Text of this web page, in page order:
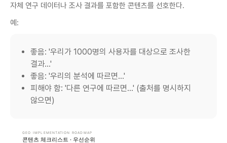
자체 연구 데이터나 조사 결과를 포함한 콘텐츠를 선호한다.
예:
좋음: '우리가 1000명의 사용자를 대상으로 조사한
결과...'
좋음: '우리의 분석에 따르면...'
피해야 함: '다른 연구에 따르면...' (출처를 명시하지
않으면)